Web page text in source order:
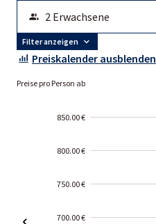
Filter anzeigen
Preiskalender ausblenden
Preise pro Person ab
850.00 €
800.00 €
750.00 €
700.00 €